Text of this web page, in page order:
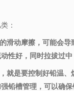
：
滑动摩擦，可能会
性好，同时拉拔过
就是要控制好铅温
铅槽管理，可以确